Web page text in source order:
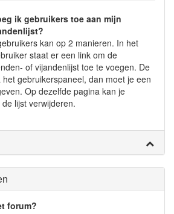
ik gebruikers toe aan mijn
kan op 2 manieren. In het
staat er een link om de
of vijandenlijst toe te voegen. De
gebruikerspaneel, dan moet je een
Op dezelfde pagina kan je
lijst verwijderen.
forum?